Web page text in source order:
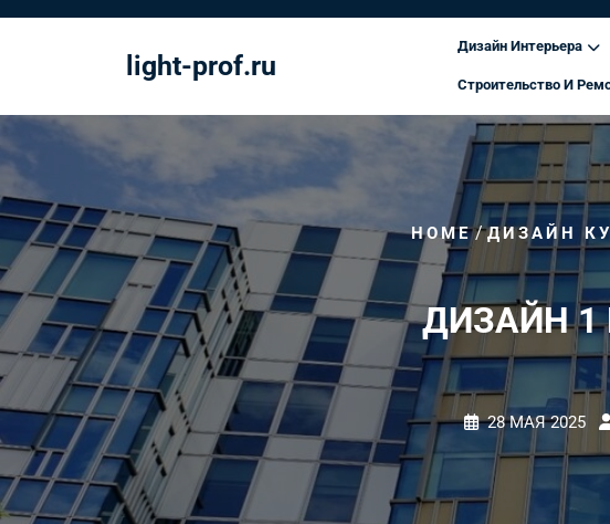
light-prof.ru
Дизайн Интерьера
Строительство И
HOME/ДИЗАЙН
ДИЗАЙН
28 МАЯ 2025